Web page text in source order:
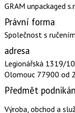
GRAM unpackaged
Právní forma
Společnost s
adresa
Legionářská 1319/10
Olomouc 77900 od
Předmět
Výroba, obchod a